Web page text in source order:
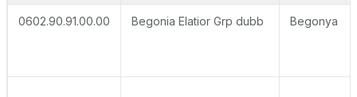
0602.90.91.00.00 Begonia Elatior Grp dubb Begonya